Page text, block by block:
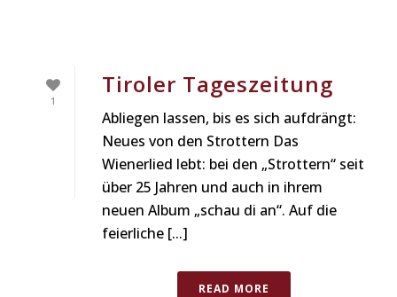
1
Tiroler Tageszeitung
Abliegen lassen, bis es sich aufdrängt:
Neues von den Strottern Das
Wienerlied lebt: bei den „Strottern“ seit
über 25 Jahren und auch in ihrem
neuen Album „schau di an“. Auf die
feierliche [...]
READ MORE